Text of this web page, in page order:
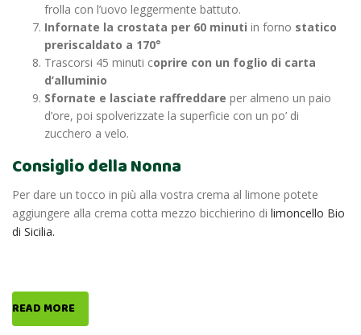
frolla con l’uovo leggermente battuto.
Infornate la crostata per 60 minuti in forno statico
preriscaldato a 170°
Trascorsi 45 minuti coprire con un foglio di carta
d’alluminio
Sfornate e lasciate raffreddare per almeno un paio
d’ore, poi spolverizzate la superficie con un po’ di
zucchero a velo.
Consiglio della Nonna
Per dare un tocco in più alla vostra crema al limone potete
aggiungere alla crema cotta mezzo bicchierino di limoncello Bio
di Sicilia.
READ MORE